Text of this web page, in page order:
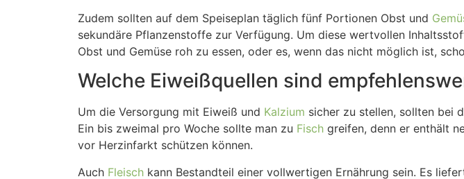
Zudem sollten auf dem Speiseplan täglich fünf Portionen Obst und
sekundäre Pflanzenstoffe zur Verfügung. Um diese wertvollen
Obst und Gemüse roh zu essen, oder es, wenn das nicht möglich ist,
Welche Eiweißquellen sind
Um die Versorgung mit Eiweiß und Kalzium sicher zu stellen, sollten bei
Ein bis zweimal pro Woche sollte man zu Fisch greifen, denn er enthält
vor Herzinfarkt schützen können.
Auch Fleisch kann Bestandteil einer vollwertigen Ernährung sein. Es